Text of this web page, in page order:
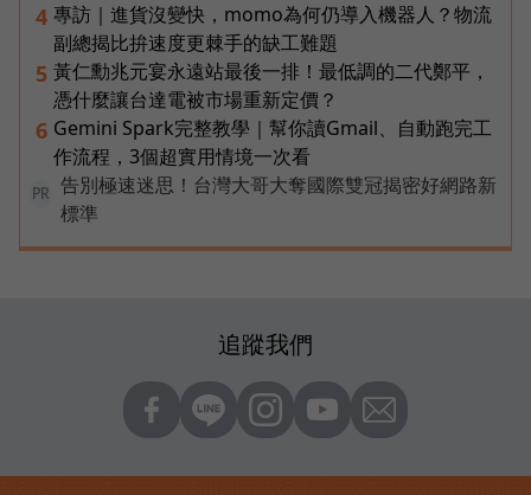
4 專訪｜進貨沒變快，momo為何仍導入機器人？物流
副總揭比拚速度更棘手的缺工難題
5 黃仁勳兆元宴永遠站最後一排！最低調的二代鄭平，
憑什麼讓台達電被市場重新定價？
6 Gemini Spark完整教學｜幫你讀Gmail、自動跑完工
作流程，3個超實用情境一次看
PR
告別極速迷思！台灣大哥大奪國際雙冠揭密好網路新
標準
追蹤我們